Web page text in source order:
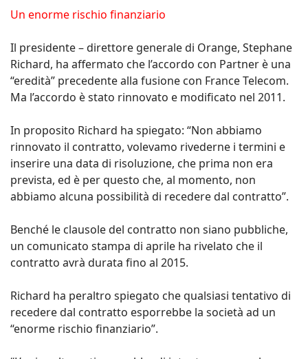
Un enorme rischio finanziario
Il presidente – direttore generale di Orange, Stephane
Richard, ha affermato che l’accordo con Partner è una
“eredità” precedente alla fusione con France Telecom.
Ma l’accordo è stato rinnovato e modificato nel 2011.
In proposito Richard ha spiegato: “Non abbiamo
rinnovato il contratto, volevamo rivederne i termini e
inserire una data di risoluzione, che prima non era
prevista, ed è per questo che, al momento, non
abbiamo alcuna possibilità di recedere dal contratto”.
Benché le clausole del contratto non siano pubbliche,
un comunicato stampa di aprile ha rivelato che il
contratto avrà durata fino al 2015.
Richard ha peraltro spiegato che qualsiasi tentativo di
recedere dal contratto esporrebbe la società ad un
“enorme rischio finanziario”.